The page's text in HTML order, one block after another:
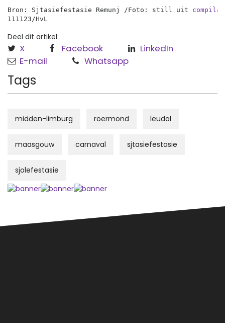
Bron: Sjtasiefestasie Remunj /Foto: still uit
111123/HvL
Deel dit artikel:
X Facebook
LinkedIn
E-mail
Whatsapp
Tags
midden-limburg roermond leudal
maasgouw carnaval sjtasiefestasie
sjolefestasie